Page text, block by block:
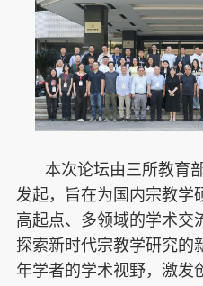
本次论坛由三所教育
发起，旨在为国内宗教学
高起点、多领域的学术交
探索新时代宗教学研究的
年学者的学术视野，激发